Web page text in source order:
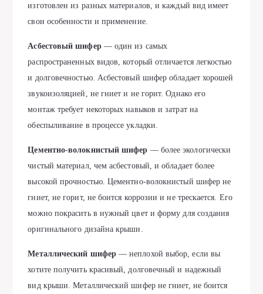
изготовлен из разных материалов, и каждый вид имеет
свои особенности и применение.
Асбестовый шифер— один из самых
распространенных видов, который отличается легкостью
и долговечностью. Асбестовый шифер обладает хорошей
звукоизоляцией, не гниет и не горит. Однако его
монтаж требует некоторых навыков и затрат на
обеспыливание в процессе укладки.
Цементно-волокнистый шифер — более экологически
чистый материал, чем асбестовый, и обладает более
высокой прочностью. Цементно-волокнистый шифер не
гниет, не горит, не боится коррозии и не трескается. Его
можно покрасить в нужный цвет и форму для создания
оригинального дизайна крыши.
Металлический шифер— неплохой выбор, если вы
хотите получить красивый, долговечный и надежный
вид крыши. Металлический шифер не гниет, не боится